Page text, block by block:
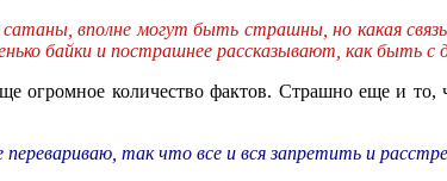
вполне могут быть страшны, но какая
байки и пострашнее рассказывают, как быть
количество фактов. Страшно еще и то,
так что все и вся запретить и